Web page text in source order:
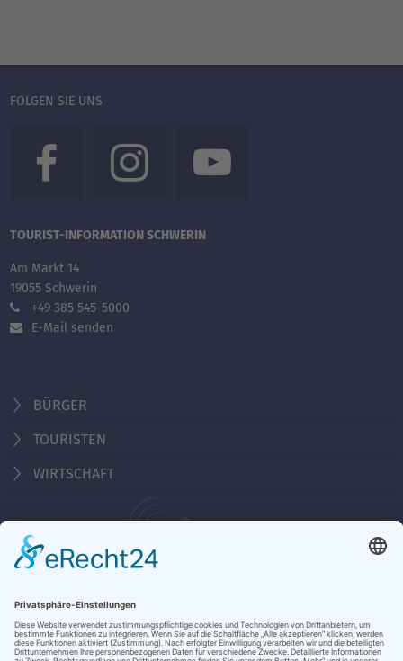
FOLGEN SIE UNS
TOURIST-INFORMATION SCHWERIN
Am Markt 14
19055 Schwerin
+49 385 545-5000
E-Mail senden
BÜRGER
TOURISTEN
WIRTSCHAFT
Montag - Freitag 10:00 - 18:00 Uhr
Samstag, Sonntag, Feiertag 10:00 - 15:00 Uhr